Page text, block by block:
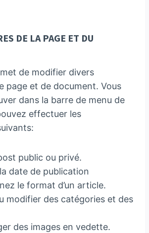
DE LA PAGE ET DU
de modifier divers
page et de document. Vous
dans la barre de menu de
effectuer les
public ou privé.
date de publication
le format d’un article.
modifier des catégories et des
des images en vedette.